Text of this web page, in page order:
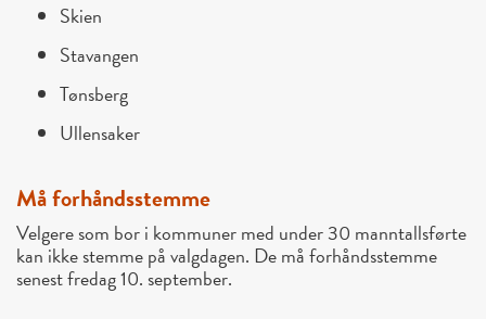
Skien
Stavangen
Tønsberg
Ullensaker
Må forhåndsstemme
Velgere som bor i kommuner med under 30 manntallsførte
kan ikke stemme på valgdagen. De må forhåndsstemme
senest fredag 10. september.